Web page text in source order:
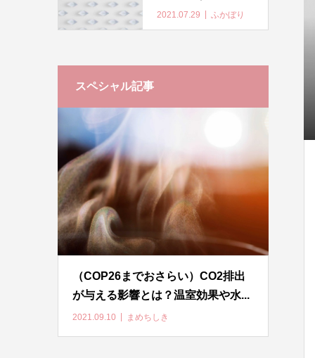
2021.07.29 ふかぼり
スペシャル記事
（COP26までおさらい）CO2排出
が与える影響とは？温室効果や水...
2021.09.10 まめちしき